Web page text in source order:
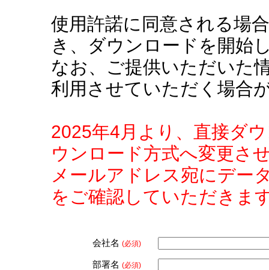
使用許諾に同意される場
き、ダウンロードを開始
なお、ご提供いただいた
利用させていただく場合
2025年4月より、直接ダ
ウンロード方式へ変更さ
メールアドレス宛にデー
をご確認していただきま
会社名 (必須)
部署名 (必須)